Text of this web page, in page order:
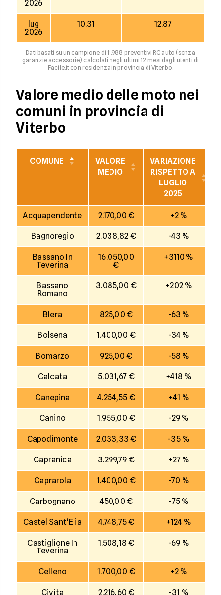
2026
lug
2026
10.31 12.87
Dati basati su un campione di 11.988 preventivi RC auto (senza
garanzie accessorie) calcolati negli ultimi 12 mesi dagli utenti di
Facile.it con residenza in provincia di Viterbo.
Valore medio delle moto nei
comuni in provincia di
Viterbo
COMUNE
VALORE
MEDIO
VARIAZIONE
RISPETTO A
LUGLIO
2025
Acquapendente 2.170,00 € +2 %
Bagnoregio 2.038,82 € -43 %
Bassano In
Teverina
16.050,00
€
+3110 %
Bassano
Romano
3.085,00 € +202 %
Blera 825,00 € -63 %
Bolsena 1.400,00 € -34 %
Bomarzo 925,00 € -58 %
Calcata 5.031,67 € +418 %
Canepina 4.254,55 € +41 %
Canino 1.955,00 € -29 %
Capodimonte 2.033,33 € -35 %
Capranica 3.299,79 € +27 %
Caprarola 1.400,00 € -70 %
Carbognano 450,00 € -75 %
Castel Sant'Elia 4.748,75 € +124 %
Castiglione In
Teverina
1.508,18 € -69 %
Celleno 1.700,00 € +2 %
Civita
2.216,60 € -31 %